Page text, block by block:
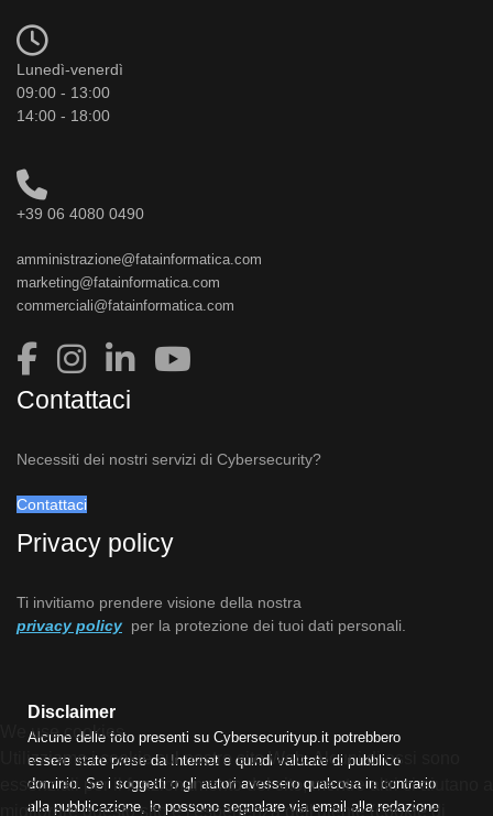
Lunedì-venerdì
09:00 - 13:00
14:00 - 18:00
+39 06 4080 0490
amministrazione@fatainformatica.com
marketing@fatainformatica.com
commerciali@fatainformatica.com
Contattaci
Necessiti dei nostri servizi di Cybersecurity?
Contattaci
Privacy policy
Ti invitiamo prendere visione della nostra
privacy policy per la protezione dei tuoi dati personali.
Disclaimer
Alcune delle foto presenti su Cybersecurityup.it potrebbero
essere state prese da Internet e quindi valutate di pubblico
dominio. Se i soggetti o gli autori avessero qualcosa in contrario
alla pubblicazione, lo possono segnalare via email alla redazione
We use cookies
Utilizziamo i cookie sul nostro sito Web. Alcuni di essi sono
essenziali per il funzionamento del sito, mentre altri ci aiutano a
migliorare questo sito e l'esperienza dell'utente (cookie di